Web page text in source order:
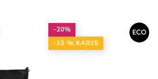
-20%
-15 %: KAB15